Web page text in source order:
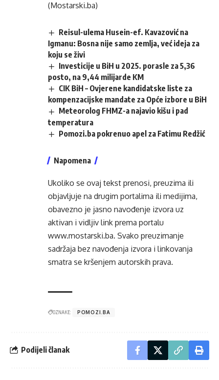
(Mostarski.ba)
Reisul-ulema Husein-ef. Kavazović na
Igmanu: Bosna nije samo zemlja, već ideja za
koju se živi
Investicije u BiH u 2025. porasle za 5,36
posto, na 9,44 milijarde KM
CIK BiH – Ovjerene kandidatske liste za
kompenzacijske mandate za Opće izbore u BiH
Meteorolog FHMZ-a najavio kišu i pad
temperatura
Pomozi.ba pokrenuo apel za Fatimu Redžić
Napomena
Ukoliko se ovaj tekst prenosi, preuzima ili
objavljuje na drugim portalima ili medijima,
obavezno je jasno navođenje izvora uz
aktivan i vidljiv link prema portalu
www.mostarski.ba. Svako preuzimanje
sadržaja bez navođenja izvora i linkovanja
smatra se kršenjem autorskih prava.
OZNAKE: POMOZI.BA
Podijeli članak